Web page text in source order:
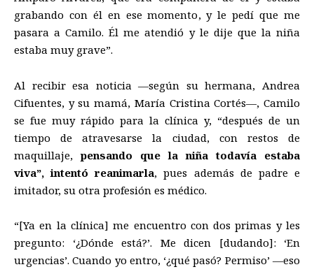
grabando con él en ese momento, y le pedí que me
pasara a Camilo. Él me atendió y le dije que la niña
estaba muy grave”.
Al recibir esa noticia —según su hermana, Andrea
Cifuentes, y su mamá, María Cristina Cortés—, Camilo
se fue muy rápido para la clínica y, “después de un
tiempo de atravesarse la ciudad, con restos de
maquillaje,pensando que la niña todavía estaba
viva”, intentó reanimarla, pues además de padre e
imitador, su otra profesión es médico.
“[Ya en la clínica] me encuentro con dos primas y les
pregunto: ‘¿Dónde está?’. Me dicen [dudando]: ‘En
urgencias’. Cuando yo entro, ‘¿qué pasó? Permiso’ —eso